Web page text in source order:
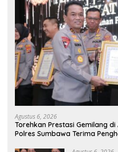
Agustus 6, 2026
Torehkan Prestasi Gemilang
Polres Sumbawa Terima